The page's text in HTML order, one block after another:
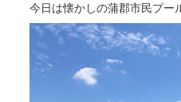
今日は懐かしの蒲郡市民プー